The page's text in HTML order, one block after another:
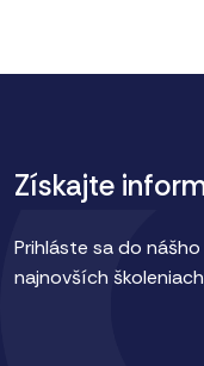
Získajte
Prihláste sa do
najnovších